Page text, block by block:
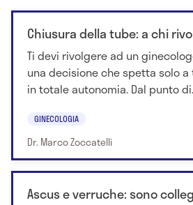
Chiusura della tube: a chi
Ti devi rivolgere ad un
una decisione che spetta solo
in totale autonomia. Dal punto
GINECOLOGIA
Dr. Marco Zoccatelli
Ascus e verruche: sono